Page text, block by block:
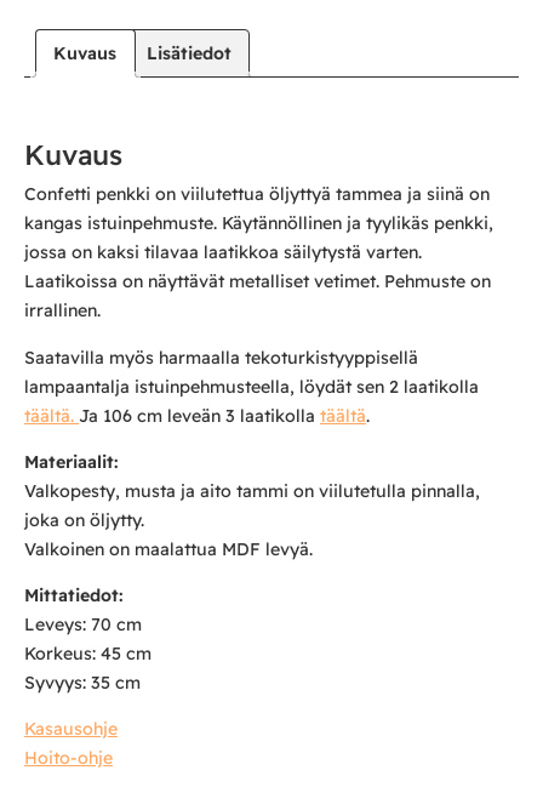
Kuvaus Lisätiedot
Kuvaus
Confetti penkki on viilutettua öljyttyä tammea ja siinä on
kangas istuinpehmuste. Käytännöllinen ja tyylikäs penkki,
jossa on kaksi tilavaa laatikkoa säilytystä varten.
Laatikoissa on näyttävät metalliset vetimet. Pehmuste on
irrallinen.
Saatavilla myös harmaalla tekoturkistyyppisellä
lampaantalja istuinpehmusteella, löydät sen 2 laatikolla
täältä. Ja 106 cm leveän 3 laatikolla täältä.
Materiaalit:
Valkopesty, musta ja aito tammi on viilutetulla pinnalla,
joka on öljytty.
Valkoinen on maalattua MDF levyä.
Mittatiedot:
Leveys: 70 cm
Korkeus: 45 cm
Syvyys: 35 cm
Kasausohje
Hoito-ohje